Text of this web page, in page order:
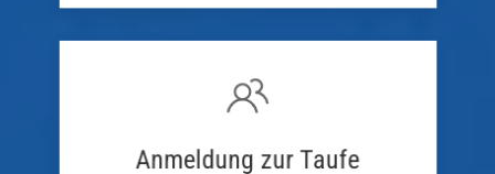
Anmeldung zur Taufe